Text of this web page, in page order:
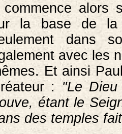
alors
la base de la
dans
avec les
Et ainsi
: "Le
étant le
des temples